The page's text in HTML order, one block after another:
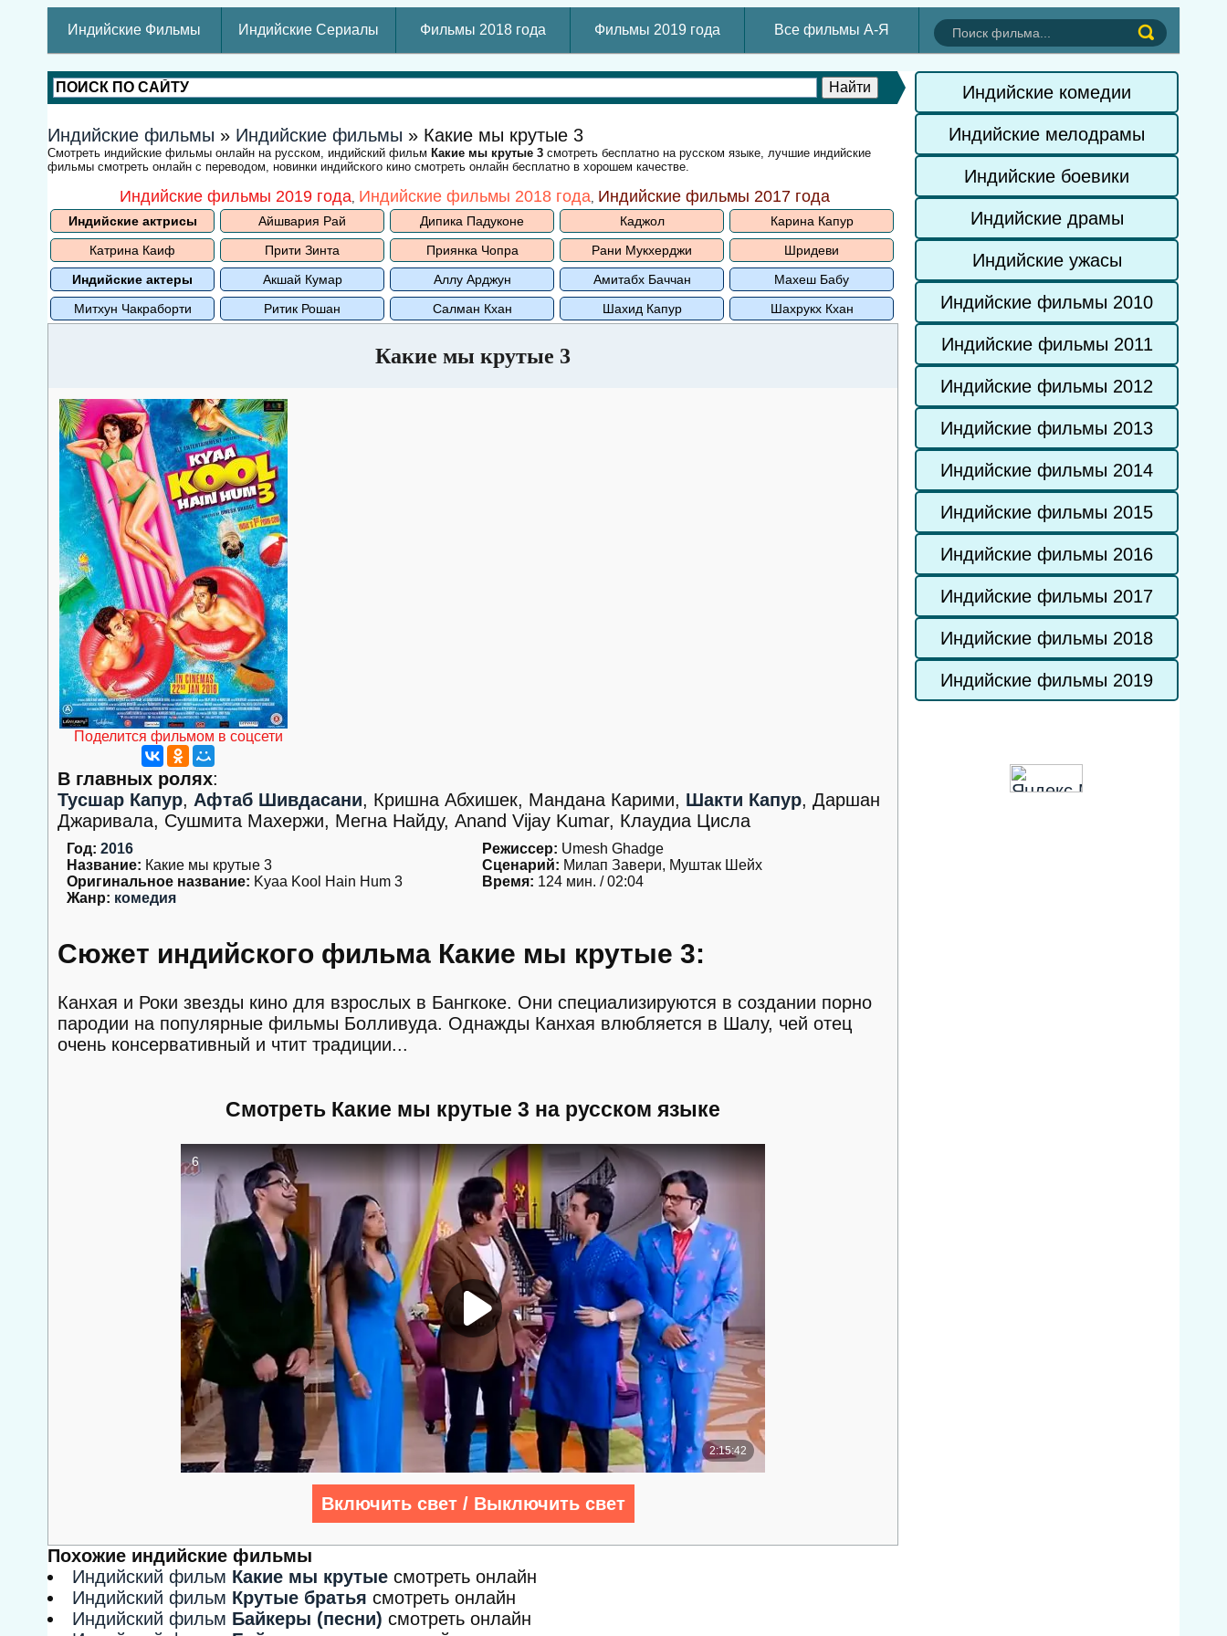
Индийские Фильмы Индийские Сериалы Фильмы 2018 года Фильмы 2019 года Все фильмы А-Я
Индийские фильмы » Индийские фильмы » Какие мы крутые 3
Смотреть индийские фильмы онлайн на русском, индийский фильм Какие мы крутые 3 смотреть бесплатно на русском языке, лучшие индийские
фильмы смотреть онлайн с переводом, новинки индийского кино смотреть онлайн бесплатно в хорошем качестве.
Индийские фильмы 2019 года, Индийские фильмы 2018 года, Индийские фильмы 2017 года
Индийские актрисы Айшвария Рай Дипика Падуконе Каджол
Карина Капур
Катрина Каиф
Прити Зинта Приянка Чопра Рани Мукхерджи
Шридеви
Индийские актеры
Акшай Кумар Аллу Арджун Амитабх Баччан
Махеш Бабу
Митхун Чакраборти
Ритик Рошан Салман Кхан Шахид Капур Шахрукх Кхан
Какие мы крутые 3
Поделится фильмом в соцсети
В главных ролях:
Тусшар Капур, Афтаб Шивдасани, Кришна Абхишек, Мандана Карими, Шакти Капур, Даршан
Джаривала, Сушмита Махержи, Мегна Найду, Anand Vijay Kumar, Клаудиа Цисла
Год: 2016
Название: Какие мы крутые 3
Оригинальное название: Kyaa Kool Hain Hum 3
Жанр: комедия
Режиссер: Umesh Ghadge
Сценарий: Милап Завери, Муштак Шейх
Время: 124 мин. / 02:04
Сюжет индийского фильма Какие мы крутые 3:
Канхая и Роки звезды кино для взрослых в Бангкоке. Они специализируются в создании порно
пародии на популярные фильмы Болливуда. Однажды Канхая влюбляется в Шалу, чей отец
очень консервативный и чтит традиции...
Смотреть Какие мы крутые 3 на русском языке
Включить свет / Выключить свет
Похожие индийские фильмы
Индийский фильм Какие мы крутые смотреть онлайн
Индийский фильм Крутые братья смотреть онлайн
Индийский фильм Байкеры (песни) смотреть онлайн
Индийские комедии
Индийские мелодрамы
Индийские боевики
Индийские драмы
Индийские ужасы
Индийские фильмы 2010
Индийские фильмы 2011
Индийские фильмы 2012
Индийские фильмы 2013
Индийские фильмы 2014
Индийские фильмы 2015
Индийские фильмы 2016
Индийские фильмы 2017
Индийские фильмы 2018
Индийские фильмы 2019